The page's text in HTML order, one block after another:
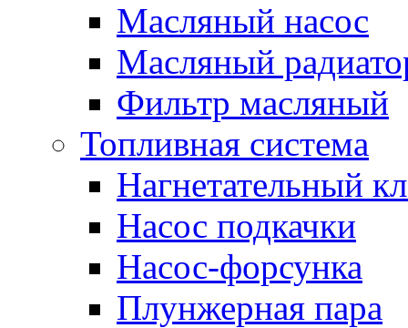
Масляный насос
Масляный
Фильтр масляный
Топливная система
Нагнетательный
Насос подкачки
Насос-форсунка
Плунжерная пара